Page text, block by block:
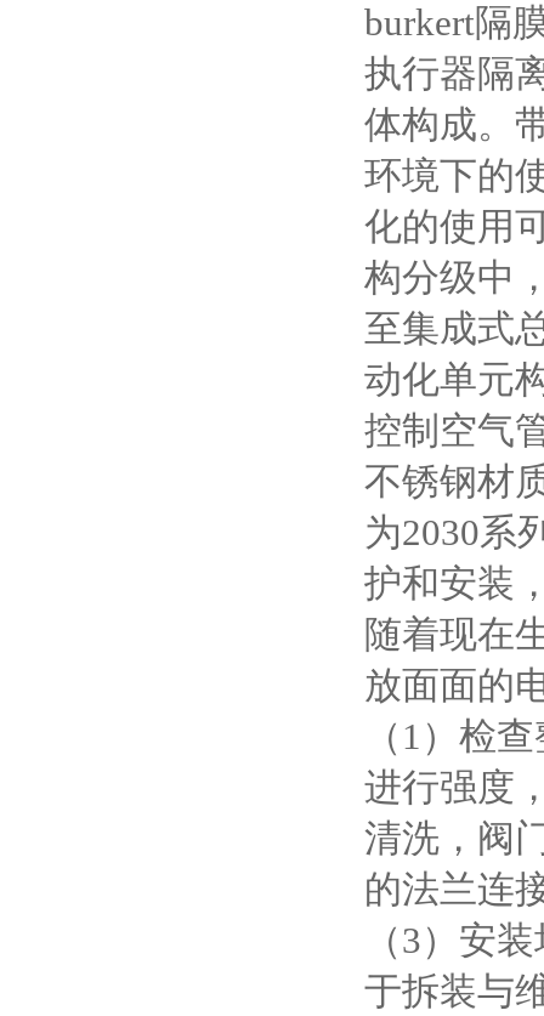
burkert隔
执行器隔
体构成。
环境下的
化的使用
构分级中
至集成式
动化单元
控制空气
不锈钢材
为2030系
护和安装
随着现在
放面面的
（1）检
进行强度
清洗，阀
的法兰连
（3）安
于拆装与